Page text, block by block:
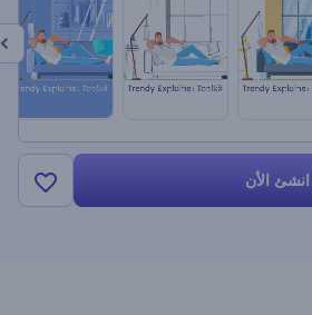
انشئ الأن